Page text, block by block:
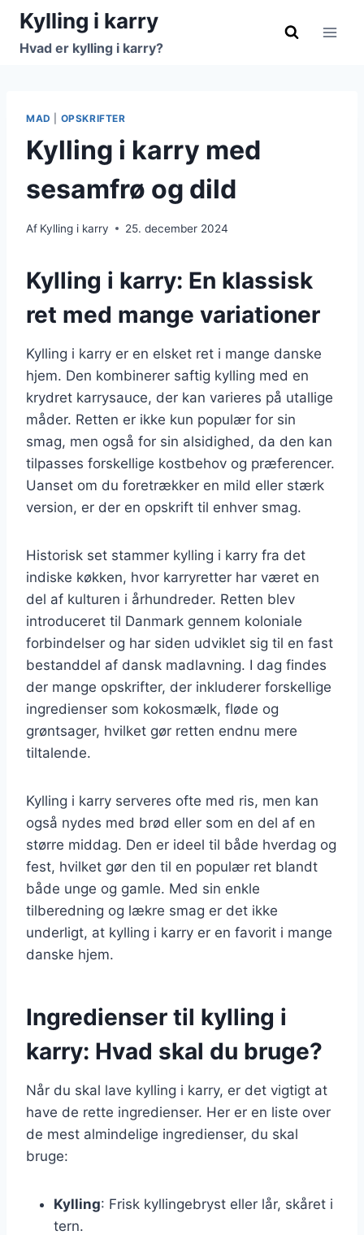
Fortsæt
indhold
Kylling i karry
Hvad er kylling i karry?
MAD OPSKRIFTER
Kylling i karry med
sesamfrø og dild
Af Kylling i karry 25. december 2024
Kylling i karry: En klassisk
ret med mange variationer
Kylling i karry er en elsket ret i mange danske
hjem. Den kombinerer saftig kylling med en
krydret karrysauce, der kan varieres på utallige
måder. Retten er ikke kun populær for sin
smag, men også for sin alsidighed, da den kan
tilpasses forskellige kostbehov og præferencer.
Uanset om du foretrækker en mild eller stærk
version, er der en opskrift til enhver smag.
Historisk set stammer kylling i karry fra det
indiske køkken, hvor karryretter har været en
del af kulturen i århundreder. Retten blev
introduceret til Danmark gennem koloniale
forbindelser og har siden udviklet sig til en fast
bestanddel af dansk madlavning. I dag findes
der mange opskrifter, der inkluderer forskellige
ingredienser som kokosmælk, fløde og
grøntsager, hvilket gør retten endnu mere
tiltalende.
Kylling i karry serveres ofte med ris, men kan
også nydes med brød eller som en del af en
større middag. Den er ideel til både hverdag og
fest, hvilket gør den til en populær ret blandt
både unge og gamle. Med sin enkle
tilberedning og lækre smag er det ikke
underligt, at kylling i karry er en favorit i mange
danske hjem.
Ingredienser til kylling i
karry: Hvad skal du bruge?
Når du skal lave kylling i karry, er det vigtigt at
have de rette ingredienser. Her er en liste over
de mest almindelige ingredienser, du skal
bruge:
Kylling: Frisk kyllingebryst eller lår, skåret i
tern.